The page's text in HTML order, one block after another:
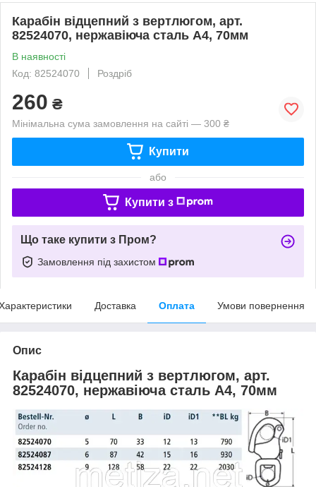
Карабін відцепний з вертлюгом, арт.
82524070, нержавіюча сталь А4, 70мм
В наявності
Код: 82524070
Роздріб
260 ₴
Мінімальна сума замовлення на сайті — 300 ₴
Купити
або
Купити з
Що таке купити з Пром?
Замовлення під захистом
Доставка Оплата Умови повернення
Опис
Карабін відцепний з вертлюгом, арт.
82524070, нержавіюча сталь А4, 70мм